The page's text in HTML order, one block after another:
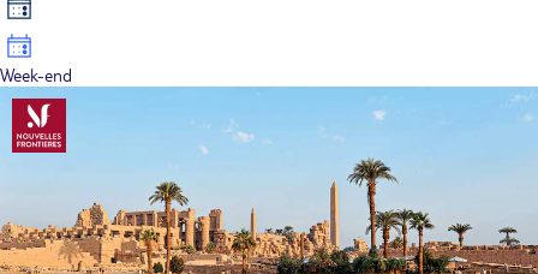
Week-end